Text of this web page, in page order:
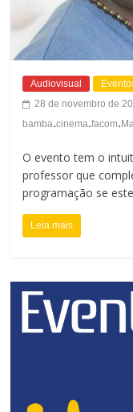
o
s
a
Audiovisual
28 de novembro de
bamba.cinema.facom.
O evento tem o
professor que
programação se
Leia mais